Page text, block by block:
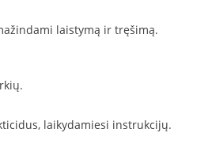
laistymą ir tręšimą.
laikydamiesi instrukcijų.